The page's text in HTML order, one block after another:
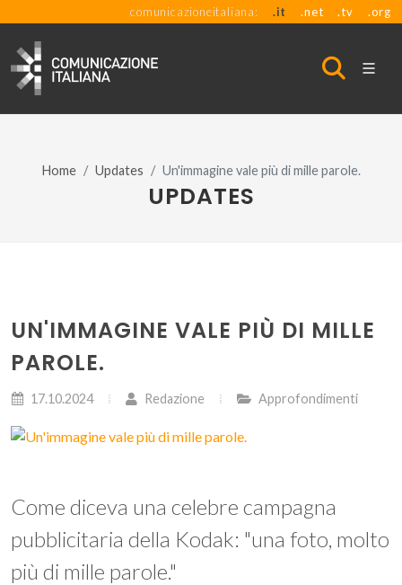
comunicazioneitaliana: .it .net .tv .org
Home Updates Un'immagine vale più di mille parole.
UPDATES
UN'IMMAGINE VALE PIÙ DI MILLE
PAROLE.
17.10.2024 Redazione Approfondimenti
Come diceva una celebre campagna
pubblicitaria della Kodak: "una foto, molto
più di mille parole."